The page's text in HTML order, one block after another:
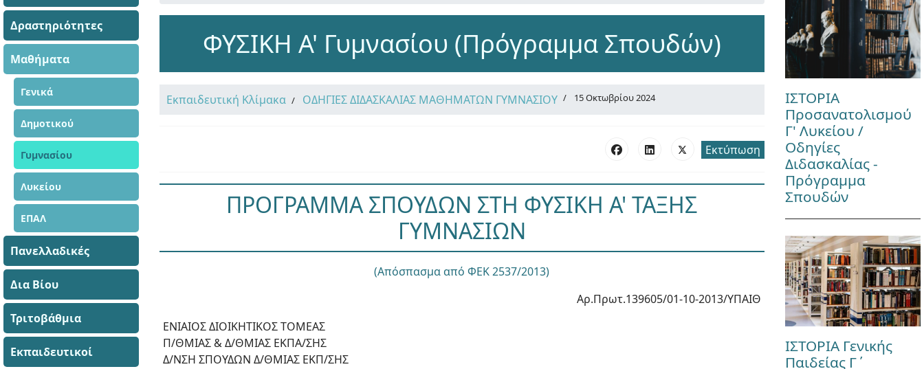
Δραστηριότητες
Μαθήματα
Γενικά
Δημοτικού
Γυμνασίου
Λυκείου
ΕΠΑΛ
Πανελλαδικές
Δια Βίου
Τριτοβάθμια
Εκπαιδευτικοί
ΦΥΣΙΚΗ Α' Γυμνασίου (Πρόγραμμα Σπουδών)
Εκπαιδευτική Κλίμακα ΟΔΗΓΙΕΣ ΔΙΔΑΣΚΑΛΙΑΣ ΜΑΘΗΜΑΤΩΝ ΓΥΜΝΑΣΙΟΥ 15 Οκτωβρίου 2024
Εκτύπωση
ΠΡΟΓΡΑΜΜΑ ΣΠΟΥΔΩΝ ΣΤΗ ΦΥΣΙΚΗ Α' ΤΑΞΗΣ
ΓΥΜΝΑΣΙΩΝ
(Απόσπασμα από ΦΕΚ 2537/2013)
Αρ.Πρωτ.139605/01-10-2013/ΥΠΑΙΘ
ΕΝΙΑΙΟΣ ΔΙΟΙΚΗΤΙΚΟΣ ΤΟΜΕΑΣ
Π/ΘΜΙΑΣ & Δ/ΘΜΙΑΣ ΕΚΠΑ/ΣΗΣ
Δ/ΝΣΗ ΣΠΟΥΔΩΝ Δ/ΘΜΙΑΣ ΕΚΠ/ΣΗΣ
ΙΣΤΟΡΙΑ
Προσανατολισμού
Γ' Λυκείου /
Οδηγίες
Διδασκαλίας -
Πρόγραμμα
Σπουδών
ΙΣΤΟΡΙΑ Γενικής
Παιδείας Γ΄